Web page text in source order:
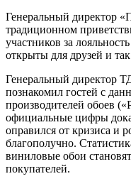
Генеральный директор
традиционном
участников за
открыты для друзей и
Генеральный директор
познакомил гостей с
производителей обоев
официальные цифры
оправился от кризиса и
благополучно.
виниловые обои
покупателей.